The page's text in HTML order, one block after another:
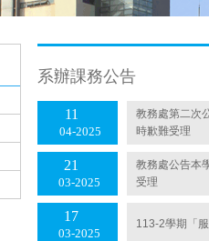
系辦課務公告
04 2025
11
教務處第二次
時歉難受理
03 2025
21
教務處公告本
受理
03 2025
17 113-2學期「